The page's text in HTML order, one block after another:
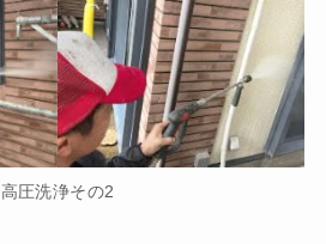
高圧洗浄その2